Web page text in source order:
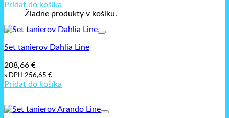
Žiadne produkty v košíku.
Pridať do košíka
Set tanierov Dahlia Line
208,66 €
s DPH 256,65 €
Pridať do košíka